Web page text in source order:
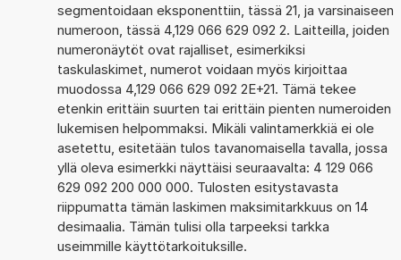
segmentoidaan eksponenttiin, tässä 21, ja varsinaiseen
numeroon, tässä 4,129 066 629 092 2. Laitteilla, joiden
numeronäytöt ovat rajalliset, esimerkiksi
taskulaskimet, numerot voidaan myös kirjoittaa
muodossa 4,129 066 629 092 2E+21. Tämä tekee
etenkin erittäin suurten tai erittäin pienten numeroiden
lukemisen helpommaksi. Mikäli valintamerkkiä ei ole
asetettu, esitetään tulos tavanomaisella tavalla, jossa
yllä oleva esimerkki näyttäisi seuraavalta: 4 129 066
629 092 200 000 000. Tulosten esitystavasta
riippumatta tämän laskimen maksimitarkkuus on 14
desimaalia. Tämän tulisi olla tarpeeksi tarkka
useimmille käyttötarkoituksille.